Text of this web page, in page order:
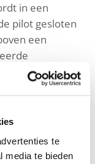
te
media te bieden
in een
pilot gesloten
een
controle